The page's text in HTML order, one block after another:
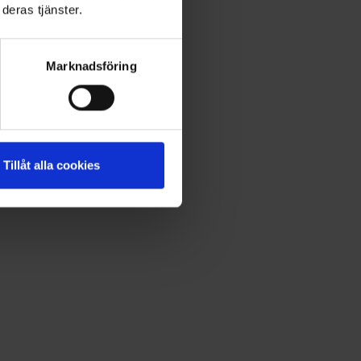
tjänster.
Marknadsföring
Tillåt alla cookies